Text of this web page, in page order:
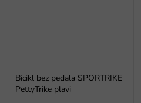
Bicikl bez pedala SPORTRIKE
PettyTrike plavi